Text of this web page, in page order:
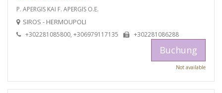
P. APERGIS KAI F. APERGIS O.E.
SIROS - HERMOUPOLI
+302281085800, +306979117135 +302281086288
Buchung
Not available